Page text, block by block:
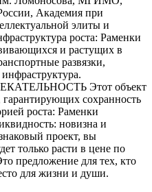
Академия при
элиты и
роста: Раменки
и растущих в
развязки,
Этот объект
сохранность
роста: Раменки
новизна и
проект, вы
только расти в цене по
предложение для тех, кто
для жизни и души.